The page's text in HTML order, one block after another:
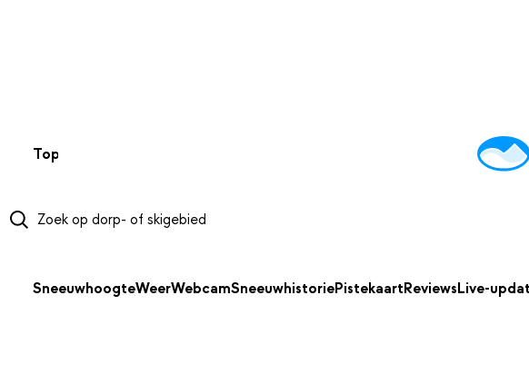
Top 50
SneeuwhoogteWeerWebcamSneeuwhistoriePistekaartReviewsLive-